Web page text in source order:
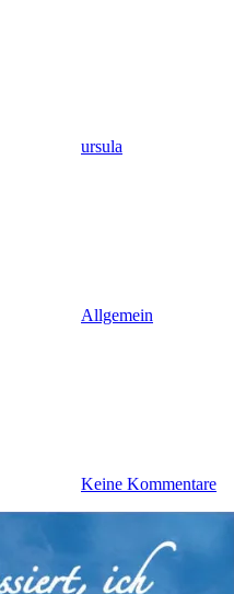
ursula
Allgemein
Keine Kommentare